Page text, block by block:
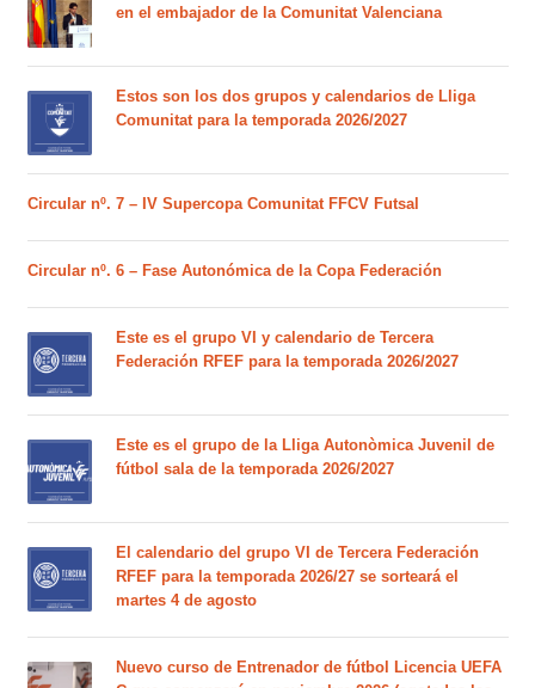
en el embajador de la Comunitat Valenciana
Estos son los dos grupos y calendarios de Lliga
Comunitat para la temporada 2026/2027
Circular nº. 7 – IV Supercopa Comunitat FFCV Futsal
Circular nº. 6 – Fase Autonómica de la Copa Federación
Este es el grupo VI y calendario de Tercera
Federación RFEF para la temporada 2026/2027
Este es el grupo de la Lliga Autonòmica Juvenil de
fútbol sala de la temporada 2026/2027
El calendario del grupo VI de Tercera Federación
RFEF para la temporada 2026/27 se sorteará el
martes 4 de agosto
Nuevo curso de Entrenador de fútbol Licencia UEFA